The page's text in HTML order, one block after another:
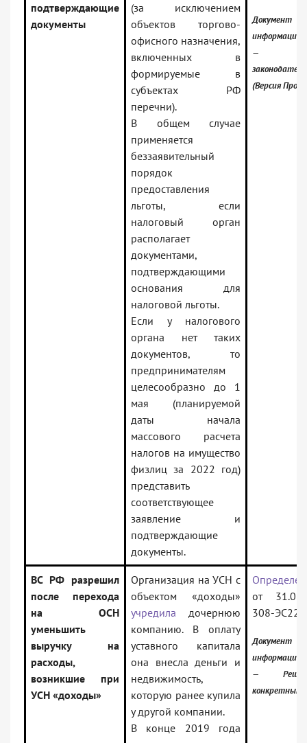
подтверждающие
документы
(за исключением
объектов торгово-
офисного назначения,
включенных в
формируемые в
субъектах РФ
перечни).
В общем случае
применяется
беззаявительный
порядок
предоставления
льготы, если
налоговый орган
располагает
документами,
подтверждающими
основания для
налоговой льготы.
Если у налогового
органа нет таких
документов, то
предпринимателям
целесообразно до 1
мая (планируемой
даты начала
массового расчета
налогов на имущество
физлиц за 2022 год)
представить
соответствующее
заявление и
подтверждающие
документы.
Документ
—
(Версия Проф)
ВС РФ разрешил
после перехода
на ОСН
уменьшить
выручку на
расходы,
возникшие при
УСН «доходы»
Организация на УСН с
объектом «доходы»
учредила дочернюю
компанию. В оплату
уставного капитала
она внесла деньги и
недвижимость,
которую ранее купила
у другой компании.
В конце 2019 года
от
308-ЭС22-
Документ
—
конкретным